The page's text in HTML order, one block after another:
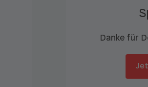
Danke für